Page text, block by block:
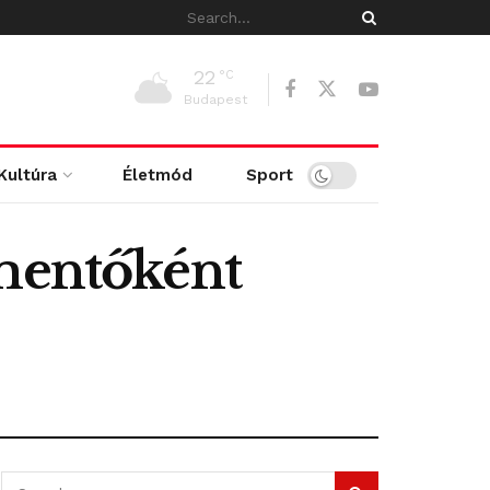
22 °C
Budapest
Életmód Sport